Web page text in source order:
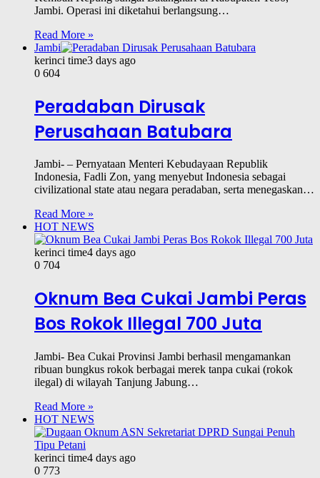
Jambi. Operasi ini diketahui berlangsung…
Read More »
Jambi
kerinci time3 days ago
0 604
Peradaban Dirusak
Perusahaan Batubara
Jambi- – Pernyataan Menteri Kebudayaan Republik
Indonesia, Fadli Zon, yang menyebut Indonesia sebagai
civilizational state atau negara peradaban, serta menegaskan…
Read More »
HOT NEWS
kerinci time4 days ago
0 704
Oknum Bea Cukai Jambi Peras
Bos Rokok Illegal 700 Juta
Jambi- Bea Cukai Provinsi Jambi berhasil mengamankan
ribuan bungkus rokok berbagai merek tanpa cukai (rokok
ilegal) di wilayah Tanjung Jabung…
Read More »
HOT NEWS
kerinci time4 days ago
0 773